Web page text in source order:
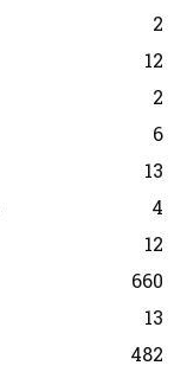
2
12
2
6
13
4
12
660
13
482